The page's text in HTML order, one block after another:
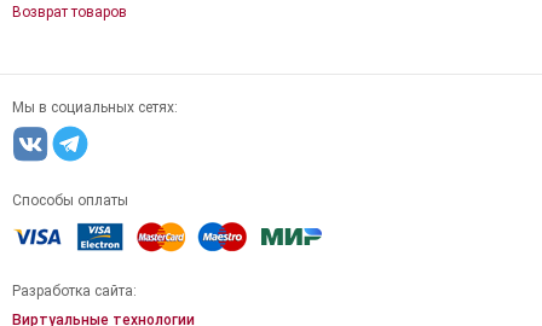
Возврат товаров
Мы в социальных сетях:
Способы оплаты
Разработка сайта:
Виртуальные технологии